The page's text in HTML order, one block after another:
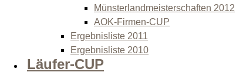
Münsterlandmeisterschaften 2012
AOK-Firmen-CUP
Ergebnisliste 2011
Ergebnisliste 2010
Läufer-CUP